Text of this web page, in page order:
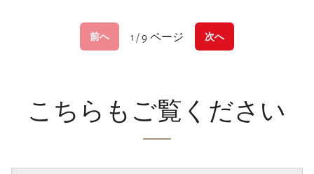
前へ 1 / 9 ページ 次へ
こちらもご覧ください